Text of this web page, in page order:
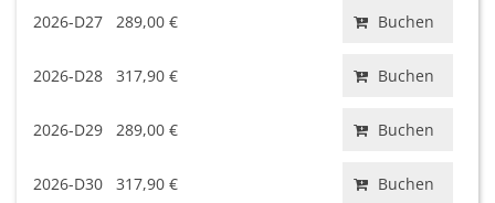
2026-D27 289,00 € Buchen
2026-D28 317,90 € Buchen
2026-D29 289,00 € Buchen
2026-D30 317,90 € Buchen